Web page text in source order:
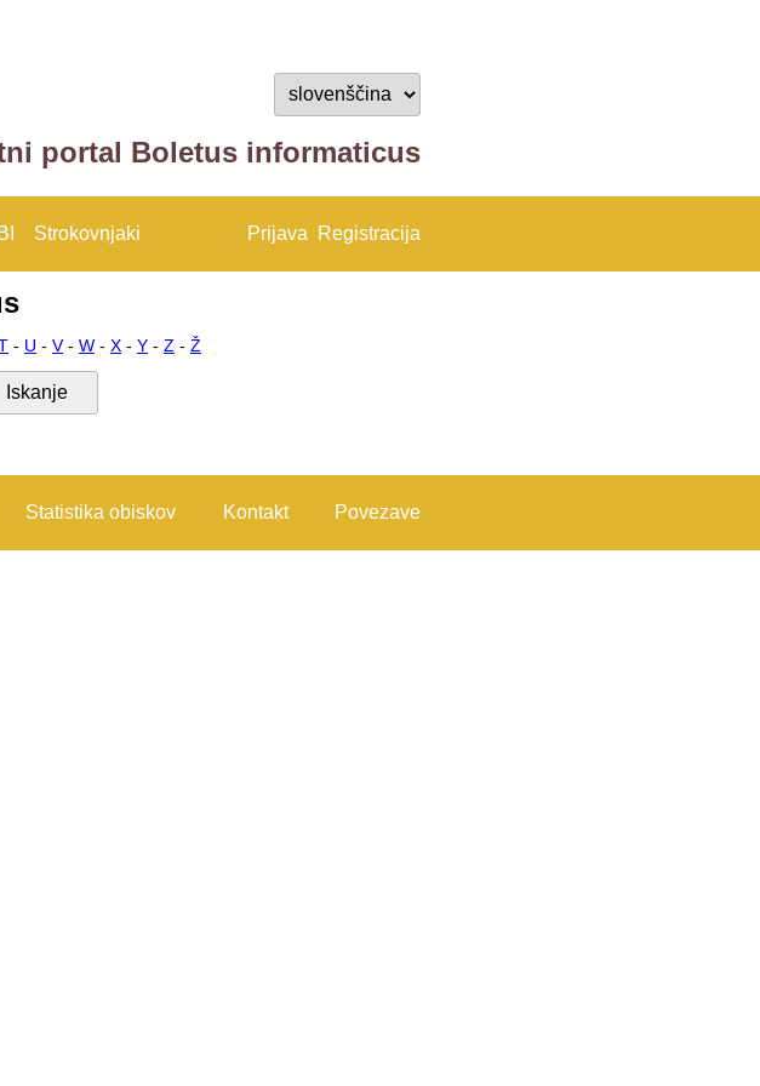
portal Boletus informaticus
Strokovnjaki Prijava Registracija
- U - V- W - X - Y - Z - Ž
Statistika obiskov Kontakt Povezave